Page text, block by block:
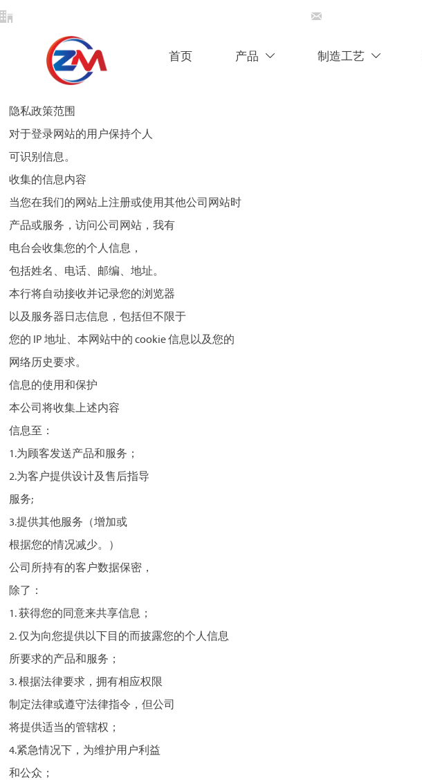
 
首页 产品  制造工艺 
隐私政策范围
对于登录网站的用户保持个人
可识别信息。
收集的信息内容
当您在我们的网站上注册或使用其他公司网站时
产品或服务，访问公司网站，我有
电台会收集您的个人信息，
包括姓名、电话、邮编、地址。
本行将自动接收并记录您的浏览器
以及服务器日志信息，包括但不限于
您的 IP 地址、本网站中的 cookie 信息以及您的
网络历史要求。
信息的使用和保护
本公司将收集上述内容
信息至：
1.为顾客发送产品和服务；
2.为客户提供设计及售后指导
服务;
3.提供其他服务（增加或
根据您的情况减少。）
公司所持有的客户数据保密，
除了：
1. 获得您的同意来共享信息；
2. 仅为向您提供以下目的而披露您的个人信息
所要求的产品和服务；
3. 根据法律要求，拥有相应权限
制定法律或遵守法律指令，但公司
将提供适当的管辖权；
4.紧急情况下，为维护用户利益
和公众；